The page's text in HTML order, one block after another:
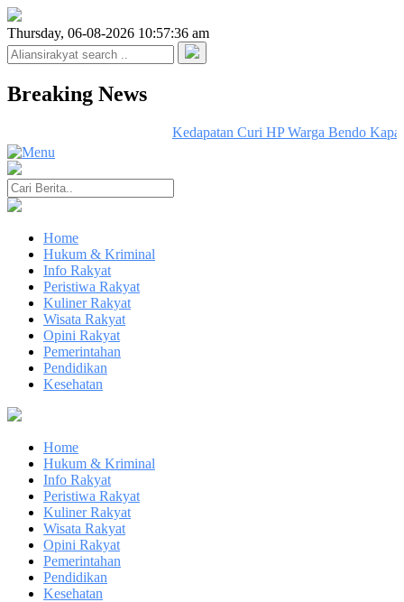
Thursday, 06-08-2026 10:57:36 am
Breaking News
Kedapatan Curi HP Warga Bendo
Home
Hukum & Kriminal
Info Rakyat
Peristiwa Rakyat
Kuliner Rakyat
Wisata Rakyat
Opini Rakyat
Pemerintahan
Pendidikan
Kesehatan
Home
Hukum & Kriminal
Info Rakyat
Peristiwa Rakyat
Kuliner Rakyat
Wisata Rakyat
Opini Rakyat
Pemerintahan
Pendidikan
Kesehatan